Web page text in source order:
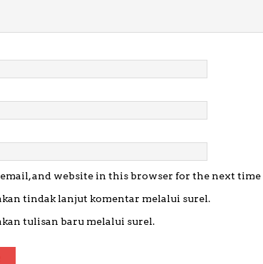
email, and website in this browser for the next
tindak lanjut komentar melalui surel.
tulisan baru melalui surel.